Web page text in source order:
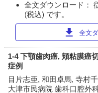
全文ダウンロード：
(税込) です。
download 全文
1-4 下顎歯肉癌, 頬粘膜癌
症例
目片志亜, 和田卓馬, 寺村
大津市民病院 歯科口腔外